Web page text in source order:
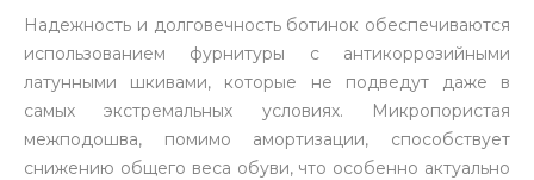
Надежность и долговечность ботинок обеспечиваются
использованием фурнитуры с антикоррозийными
латунными шкивами, которые не подведут даже в
самых экстремальных условиях. Микропористая
межподошва, помимо амортизации, способствует
снижению общего веса обуви, что особенно актуально